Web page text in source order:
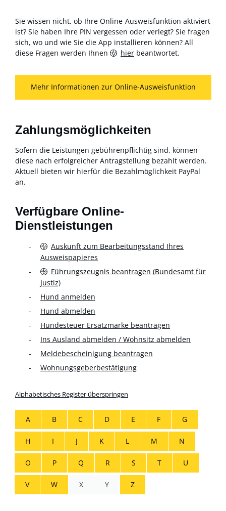
Sie wissen nicht, ob Ihre Online-Ausweisfunktion aktiviert
ist? Sie haben Ihre PIN vergessen oder verlegt? Sie fragen
sich, wo und wie Sie die App installieren können? All
diese Fragen werden Ihnen
hier beantwortet.
Mehr Informationen zur Online-Ausweisfunktion
Zahlungsmöglichkeiten
Sofern die Leistungen gebührenpflichtig sind, können
diese nach erfolgreicher Antragstellung bezahlt werden.
Aktuell bieten wir hierfür die Bezahlmöglichkeit PayPal
an.
Verfügbare Online-
Dienstleistungen
Auskunft zum Bearbeitungsstand Ihres
Ausweispapieres
Führungszeugnis beantragen (Bundesamt für
Justiz)
Hund anmelden
Hund abmelden
Hundesteuer Ersatzmarke beantragen
Ins Ausland abmelden / Wohnsitz abmelden
Meldebescheinigung beantragen
Wohnungsgeberbestätigung
Alphabetisches Register überspringen
A B C D E F G
H I J K L M N
O P Q R S T U
V W X Y Z